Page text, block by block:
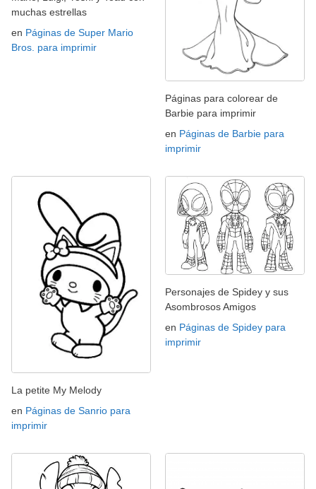
muchas estrellas
en Páginas de Super Mario
Bros. para imprimir
Páginas para colorear de
Barbie para imprimir
en Páginas de Barbie para
imprimir
La petite My Melody
en Páginas de Sanrio para
imprimir
Personajes de Spidey y sus
Asombrosos Amigos
en Páginas de Spidey para
imprimir